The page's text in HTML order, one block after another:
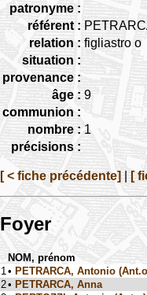
patronyme :
référent :
relation : figliastro o
situation :
provenance :
âge : 9
communion :
nombre : 1
précisions :
[ < fiche précédente] [
Foyer
NOM, prénom
1 • PETRARCA, Antonio
2• PETRARCA, Anna